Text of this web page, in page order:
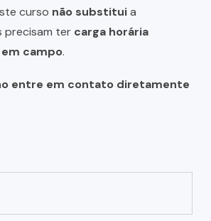
curso não substituia
precisam ter carga horária
campo.
entre em contato diretamente